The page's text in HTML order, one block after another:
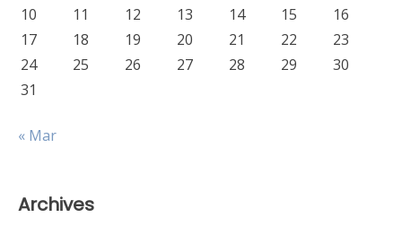
10
11 12 13 14 15
16
17
18 19 20 21 22
23
24
25 26 27 28 29
30
31
« Mar
Archives